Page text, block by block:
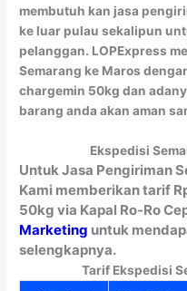
membutuh kan jasa
ke luar pulau sekalipun
pelanggan. LOPExpress
Semarang ke Maros
chargemin 50kg dan
barang anda akan aman
Ekspedisi
Untuk Jasa Pengiriman
Kami memberikan tarif
50kg via Kapal Ro-Ro
Marketing untuk
selengkapnya.
Tarif Ekspedisi